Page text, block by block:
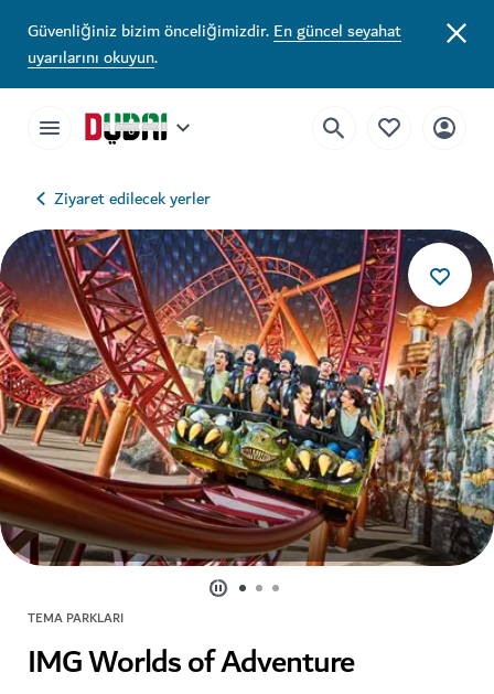
Güvenliğiniz bizim önceliğimizdir.En güncel seyahat
uyarılarını okuyun.
Ziyaret edilecek yerler
TEMA PARKLARI
IMG Worlds of Adventure